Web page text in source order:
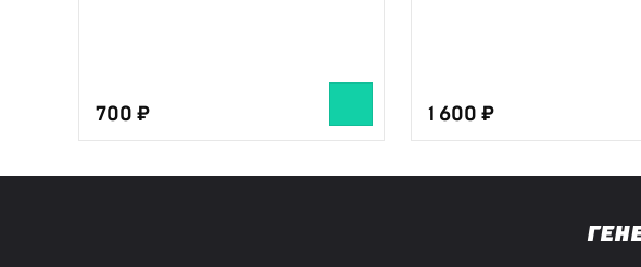
700 1 600